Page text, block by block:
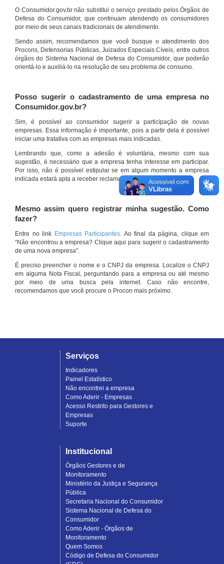
O Consumidor.gov.br não substitui o serviço prestado pelos Órgãos de
Defesa do Consumidor, que continuam atendendo os consumidores
por meio de seus canais tradicionais de atendimento.
Sendo assim, recomendamos que você busque o atendimento dos
Procons, Defensorias Públicas, Juizados Especiais Cíveis, entre outros
órgãos do Sistema Nacional de Defesa do Consumidor, que poderão
orientá-lo e auxiliá-lo na resolução de seu problema de consumo.
Posso sugerir o cadastramento de uma empresa no
Consumidor.gov.br?
Sim, é possível ao consumidor sugerir a participação de novas
empresas. Essa informação é importante, pois a partir dela é possível
iniciar uma tratativa com as empresas mais indicadas.
Lembrando que, como a adesão é voluntária, mesmo com sua
sugestão, é necessário que a empresa tenha interesse em participar.
Por isso, não é possível estipular se em algum momento a empresa
indicada estará apta a receber reclamações por meio do site.
Mesmo assim quero registrar minha sugestão. Como
fazer?
Entre no link Empresas Participantes. Ao final da página, clique em
“Não encontrou a empresa? Clique aqui para sugerir o cadastramento
de uma nova empresa”.
É preciso preencher o nome e o CNPJ da empresa. Localize o CNPJ
em alguma Nota Fiscal, perguntando para a empresa ou até mesmo
por meio de uma busca pela internet. Caso não encontre,
recomendamos que você procure o Procon mais próximo.
Serviços
Indicadores
Painel Estatístico
Não encontrei a empresa
Como Aderir - Empresas
Acesso Restrito para Gestores e
Empresas
Suporte
Institucional
Órgãos Gestores e de
Monitoramento
Ministério da Justiça e Segurança
Pública
Secretaria Nacional do Consumidor
Sistema Nacional de Defesa do
Consumidor
Como Aderir - Órgãos de
Monitoramento
Quem Somos
Código de Defesa do Consumidor